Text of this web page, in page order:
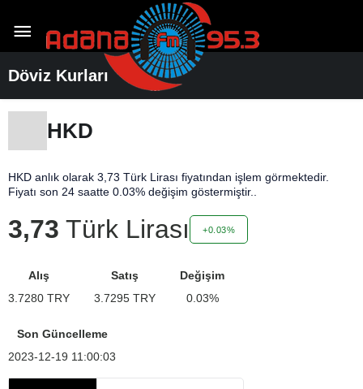
Döviz Kurları
HKD
HKD anlık olarak 3,73 Türk Lirası fiyatından işlem görmektedir.
Fiyatı son 24 saatte 0.03% değişim göstermiştir..
3,73 Türk Lirası +0.03%
Alış
3.7280 TRY
Satış
3.7295 TRY
Değişim
0.03%
Son Güncelleme
2023-12-19 11:00:03